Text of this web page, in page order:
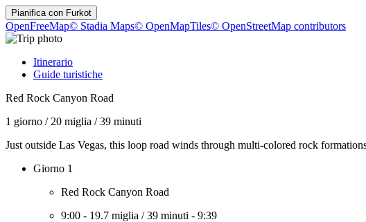
Pianifica con Furkot
OpenFreeMap© Stadia Maps© OpenMapTiles© OpenStreetMap contributors
Itinerario
Guide turistiche
Red Rock Canyon Road
1 giorno / 20 miglia /39 minuti
Just outside Las Vegas, this loop road winds through multi-colored rock
Giorno 1
Red Rock Canyon Road
9:00 - 19.7 miglia /39 minuti - 9:39